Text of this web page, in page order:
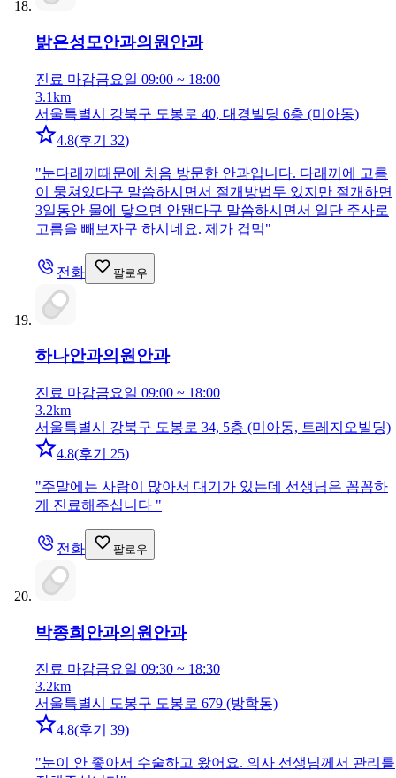
밝은성모안과의원 안과
진료 마감금요일 09:00 ~ 18:00
3.1km
서울특별시 강북구 도봉로 40, 대경빌딩 6층 (미아동)
4.8(후기 32)
"눈다래끼때문에 처음 방문한 안과입니다. 다래끼에 고름
이 뭉쳐있다구 말씀하시면서 절개방법두 있지만 절개하면
3일동안 물에 닿으면 안됀다구 말씀하시면서 일단 주사로
고름을 빼보자구 하시네요. 제가 겁먹"
전화 팔로우
하나안과의원안과
진료 마감금요일 09:00 ~ 18:00
3.2km
서울특별시 강북구 도봉로 34, 5층 (미아동, 트레지오빌딩)
4.8(후기 25)
"주말에는 사람이 많아서 대기가 있는데 선생님은 꼼꼼하
게 진료해주십니다 "
전화 팔로우
박종희안과의원 안과
진료 마감금요일 09:30 ~ 18:30
3.2km
서울특별시 도봉구 도봉로 679 (방학동)
4.8(후기 39)
"눈이 안 좋아서 수술하고 왔어요. 의사 선생님께서 관리를